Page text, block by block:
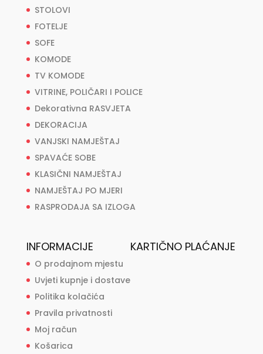
STOLOVI
FOTELJE
SOFE
KOMODE
TV KOMODE
VITRINE, POLIČARI I POLICE
Dekorativna RASVJETA
DEKORACIJA
VANJSKI NAMJEŠTAJ
SPAVAĆE SOBE
KLASIČNI NAMJEŠTAJ
NAMJEŠTAJ PO MJERI
RASPRODAJA SA IZLOGA
INFORMACIJE
O prodajnom mjestu
Uvjeti kupnje i dostave
Politika kolačića
Pravila privatnosti
Moj račun
Košarica
KARTIČNO PLAĆANJE